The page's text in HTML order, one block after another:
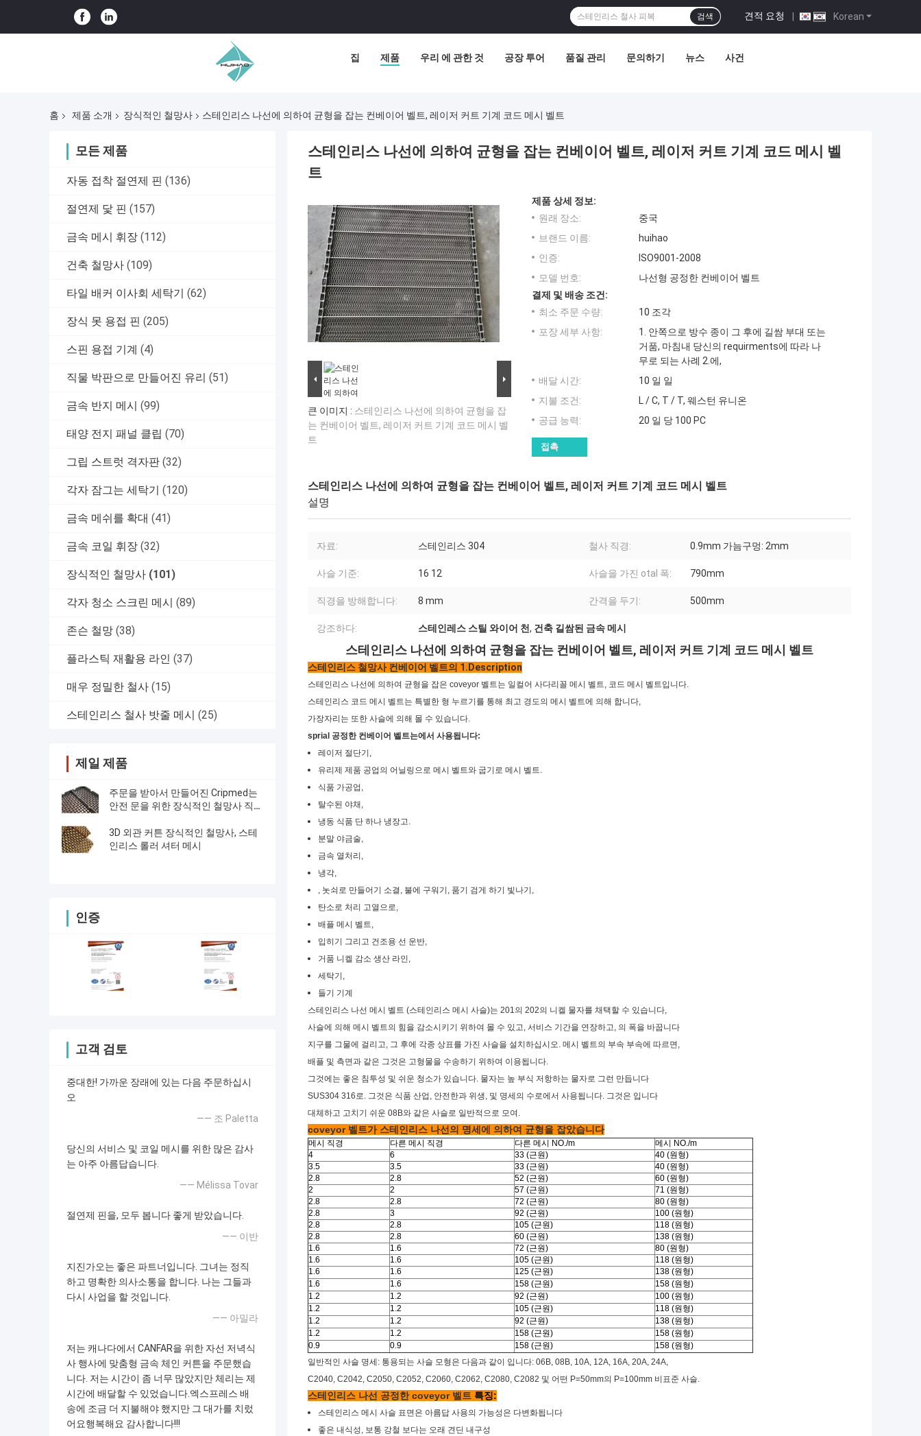
Korean
견적 요청 |
검색
집 제품 우리 에 관한 것 공장 투어 품질 관리 문의하기 뉴스 사건
홈 제품 소개 장식적인 철망사 스테인리스 나선에 의하여 균형을 잡는 컨베이어 벨트, 레이저 커트 기계 코드 메시 벨트
모든 제품
자동 접착 절연제 핀 (136)
절연제 닻 핀 (157)
금속 메시 휘장 (112)
건축 철망사 (109)
타일 배커 이사회 세탁기 (62)
장식 못 용접 핀 (205)
스핀 용접 기계 (4)
직물 박판으로 만들어진 유리 (51)
금속 반지 메시 (99)
태양 전지 패널 클립 (70)
그립 스트럿 격자판 (32)
각자 잠그는 세탁기 (120)
금속 메쉬를 확대 (41)
금속 코일 휘장 (32)
장식적인 철망사 (101)
각자 청소 스크린 메시 (89)
존슨 철망 (38)
플라스틱 재활용 라인 (37)
매우 정밀한 철사 (15)
스테인리스 철사 밧줄 메시 (25)
제일 제품
주문을 받아서 만들어진 Cripmed는
안전 문을 위한 장식적인 철망사 직물
3D 외관 커튼 장식적인 철망사, 스테
인리스 롤러 셔터 메시
인증
고객 검토
중대한! 가까운 장래에 있는 다음 주문하십시
오
—— 조 Paletta
당신의 서비스 및 코일 메시를 위한 많은 감사
는 아주 아름답습니다.
—— Mélissa Tovar
절연제 핀을, 모두 봅니다 좋게 받았습니다.
—— 이반
지진가오는 좋은 파트너입니다. 그녀는 정직
하고 명확한 의사소통을 합니다. 나는 그들과
다시 사업을 할 것입니다.
—— 아밀라
저는 캐나다에서 CANFAR을 위한 자선 저녁식
사 행사에 맞춤형 금속 체인 커튼을 주문했습
니다. 저는 시간이 좀 너무 많았지만 체리는 제
시간에 배달할 수 있었습니다.엑스프레스 배
송에 조금 더 지불해야 했지만 그 대가를 치렀
어요행복해요 감사합니다!!!
스테인리스 나선에 의하여 균형을 잡는 컨베이어 벨트, 레이저 커트 기계 코드 메시 벨
트
큰 이미지 : 스테인리스 나선에 의하여 균형을 잡
는 컨베이어 벨트, 레이저 커트 기계 코드 메시 벨
트
제품 상세 정보:
원래 장소:
중국
브랜드 이름:
huihao
인증:
ISO9001-2008
모델 번호:
나선형 공정한 컨베이어 벨트
결제 및 배송 조건:
최소 주문 수량:
10 조각
포장 세부 사항:
1. 안쪽으로 방수 종이 그 후에 길쌈 부대 또는
거품, 마침내 당신의 requirments에 따라 나
무로 되는 사례 2.에,
배달 시간:
10 일 일
지불 조건:
L / C, T / T, 웨스턴 유니온
공급 능력:
20 일 당 100 PC
접촉
스테인리스 나선에 의하여 균형을 잡는 컨베이어 벨트, 레이저 커트 기계 코드 메시 벨트
설명
자료: 스테인리스 304 철사 직경: 0.9mm 가늠구멍: 2mm
사슬 기준: 16 12 사슬을 가진 otal 폭: 790mm
직경을 방해합니다: 8 mm 간격을 두기: 500mm
강조하다: 스테인레스 스틸 와이어 천, 건축 길쌈된 금속 메시
스테인리스 나선에 의하여 균형을 잡는 컨베이어 벨트, 레이저 커트 기계 코드 메시 벨트
스테인리스 철망사 컨베이어 벨트의 1.Description
스테인리스 나선에 의하여 균형을 잡은 coveyor 벨트는 일컬어 사다리꼴 메시 벨트, 코드 메시 벨트입니다.
스테인리스 코드 메시 벨트는 특별한 형 누르기를 통해 최고 경도의 메시 벨트에 의해 합니다,
가장자리는 또한 사슬에 의해 몰 수 있습니다.
sprial 공정한 컨베이어 벨트는에서 사용됩니다:
레이저 절단기,
유리제 제품 공업의 어닐링으로 메시 벨트와 굽기로 메시 벨트.
식품 가공업,
탈수된 야채,
냉동 식품 단 하나 냉장고.
분말 야금술,
금속 열처리,
냉각,
, 놋쇠로 만들어기 소결, 불에 구워기, 품기 검게 하기 빛나기,
탄소로 처리 고열으로,
배플 메시 벨트,
입히기 그리고 건조용 선 운반,
거품 니켈 감소 생산 라인,
세탁기,
들기 기계
스테인리스 나선 메시 벨트 (스테인리스 메시 사슬)는 201의 202의 니켈 물자를 채택할 수 있습니다,
사슬에 의해 메시 벨트의 힘을 감소시키기 위하여 몰 수 있고, 서비스 기간을 연장하고, 의 폭을 바꿉니다
지구를 그물에 걸리고, 그 후에 각종 상표를 가진 사슬을 설치하십시오. 메시 벨트의 부속 부속에 따르면,
배플 및 측면과 같은 그것은 고형물을 수송하기 위하여 이용됩니다.
그것에는 좋은 침투성 및 쉬운 청소가 있습니다. 물자는 높 부식 저항하는 물자로 그런 만듭니다
SUS304 316로. 그것은 식품 산업, 안전한과 위생, 및 명세의 수로에서 사용됩니다. 그것은 입니다
대체하고 고치기 쉬운 08B와 같은 사슬로 일반적으로 모여.
coveyor 벨트가 스테인리스 나선의 명세에 의하여 균형을 잡았습니다
메시 직경 다른 메시 직경 다른 메시 NO./m
메시 NO./m
4
6 33 (근원)
40 (원형)
3.5
3.5 33 (근원)
40 (원형)
2.8
2.8 52 (근원)
60 (원형)
2
2 57 (근원)
71 (원형)
2.8
2.8 72 (근원)
80 (원형)
2.8
3 92 (근원)
100 (원형)
2.8
2.8 105 (근원)
118 (원형)
2.8
2.8 60 (근원)
138 (원형)
1.6
1.6 72 (근원)
80 (원형)
1.6
1.6 105 (근원)
118 (원형)
1.6
1.6 125 (근원)
138 (원형)
1.6
1.6 158 (근원)
158 (원형)
1.2
1.2 92 (근원)
100 (원형)
1.2
1.2 105 (근원)
118 (원형)
1.2
1.2 92 (근원)
138 (원형)
1.2
1.2 158 (근원)
158 (원형)
0.9
0.9 158 (근원)
158 (원형)
일반적인 사슬 명세: 통용되는 사슬 모형은 다음과 같이 입니다: 06B, 08B, 10A, 12A, 16A, 20A, 24A,
C2040, C2042, C2050, C2052, C2060, C2062, C2080, C2082 및 어떤 P=50mm의 P=100mm 비표준 사슬.
스테인리스 나선 공정한 coveyor 벨트 특징:
스테인리스 메시 사슬 표면은 아름답 사용의 가능성은 다변화됩니다
좋은 내식성, 보통 강철 보다는 오래 견딘 내구성